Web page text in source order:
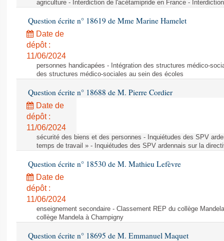
agriculture - Interdiction de l'acétamipride en France -
Question écrite n° 18619 de Mme Marine Hamelet
Date de
dépôt :
11/06/2024
personnes handicapées - Intégration des structures médico-
des structures médico-sociales au sein des écoles
Question écrite n° 18688 de M. Pierre Cordier
Date de
dépôt :
11/06/2024
sécurité des biens et des personnes - Inquiétudes des SPV
temps de travail » - Inquiétudes des SPV ardennais sur la
Question écrite n° 18530 de M. Mathieu Lefèvre
Date de
dépôt :
11/06/2024
enseignement secondaire - Classement REP du collège
collège Mandela à Champigny
Question écrite n° 18695 de M. Emmanuel Maquet